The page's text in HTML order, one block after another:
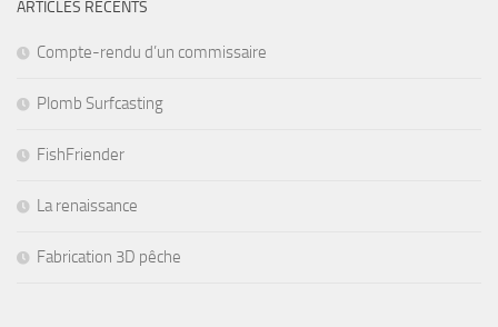
ARTICLES RÉCENTS
Compte-rendu d’un commissaire
Plomb Surfcasting
FishFriender
La renaissance
Fabrication 3D pêche